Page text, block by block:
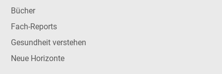
Bücher
Fach-Reports
Gesundheit verstehen
Neue Horizonte